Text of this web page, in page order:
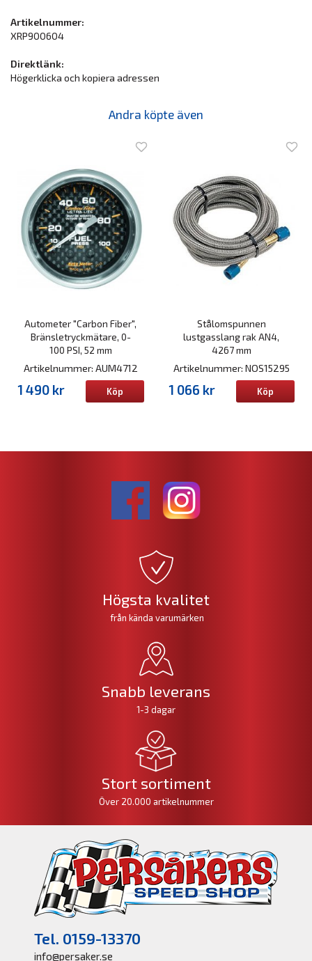
Artikelnummer:
XRP900604
Direktlänk:
Högerklicka och kopiera adressen
Andra köpte även
Autometer "Carbon Fiber",
Bränsletryckmätare, 0-
100 PSI, 52 mm
Artikelnummer: AUM4712
1 490 kr Köp
Stålomspunnen
lustgasslang rak AN4,
4267 mm
Artikelnummer: NOS15295
1 066 kr Köp
Högsta kvalitet
från kända varumärken
Snabb leverans
1-3 dagar
Stort sortiment
Över 20.000 artikelnummer
Tel. 0159-13370
info@persaker.se